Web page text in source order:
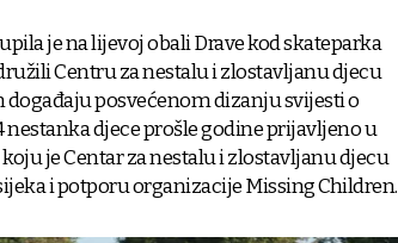
je na lijevoj obali Drave kod skateparka
Centru za nestalu i zlostavljanu djecu
posvećenom dizanju svijesti o
nestanka djece prošle godine prijavljeno u
je Centar za nestalu i zlostavljanu djecu
i potporu organizacije Missing Children.